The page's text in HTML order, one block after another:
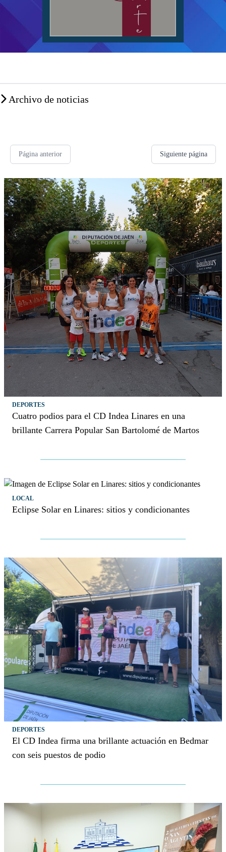
Archivo de noticias
Página anterior Siguiente página
DEPORTES
Cuatro podios para el CD Indea Linares en una
brillante Carrera Popular San Bartolomé de Martos
LOCAL
Eclipse Solar en Linares: sitios y condicionantes
DEPORTES
El CD Indea firma una brillante actuación en Bedmar
con seis puestos de podio